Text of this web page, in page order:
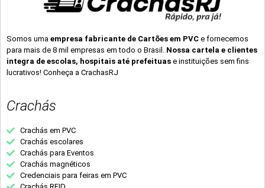
Somos uma empresa fabricante de Cartões em PVC e fornecemos
para mais de 8 mil empresas em todo o Brasil. Nossa cartela e clientes
integra de escolas, hospitais até prefeituas e instituições sem fins
lucrativos! Conheça a CrachasRJ
Crachás
Crachás em PVC
Crachás escolares
Crachás para Eventos
Crachás magnéticos
Credenciais para feiras em PVC